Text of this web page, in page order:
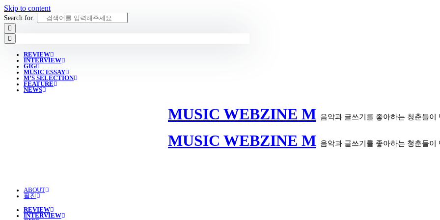
Skip to content
Search for:
REVIEW
INTERVIEW
GIG
MUSIC ESSAY
M’S SELECTION
FEATURE
NEWS
MUSIC WEBZINE M 음악과 글쓰기를 좋아하는 청춘들이
MUSIC WEBZINE M 음악과 글쓰기를 좋아하는 청춘들이
ABOUT
필진
REVIEW
INTERVIEW